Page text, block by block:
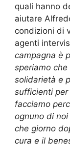
quali hanno
aiutare
condizioni di
agenti
campagna è
speriamo
solidarietà e
sufficienti
facciamo
ognuno di
che giorno
cura e il